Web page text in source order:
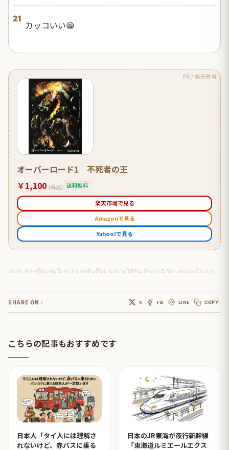
21
カッコいい😁
PR / 楽天市場
オーバーロード1 不死者の王
￥1,100 (税込) 送料無料
楽天市場で見る
Amazonで見る
Yahoo!で見る
ภรรยาชาวญี่ปุ่นคนนี้เล่าว่าเธอตื่นขึ้นมาเพราะได้ยินเสียงสามีเรียก พอมองไปเธอก็พบกับเด็กน้อยวัย 49 เลยถ่ายรูปนี้ไว้แล้วนอนต่อ
SHARE ON : X FB LINE COPY
こちらの記事もおすすめです
日本人「タイ人には理解さ
れないけど、赤バスに乗る
日本のJR東海が夜行新幹線
「東海道ルミエールエクス